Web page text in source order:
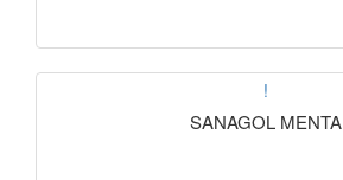
!
SANAGOL MENTA